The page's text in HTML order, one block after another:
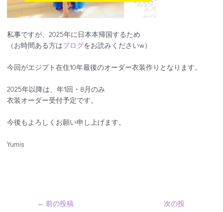
私事ですが、2025年に日本本帰国するため
（お時間ある方はブログをお読みくださいw）
今回がエジプト在住10年最後のオーダー衣装作りとなります。
2025年以降は、年1回・8月のみ
衣装オーダー受付予定です。
今後もよろしくお願い申し上げます。
Yumis
← 前の投稿
次の投